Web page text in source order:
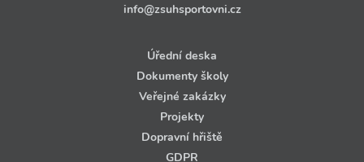
info@zsuhsportovni.cz
Úřední deska
Dokumenty školy
Veřejné zakázky
Projekty
Dopravní hřiště
GDPR